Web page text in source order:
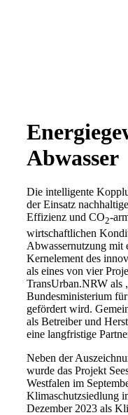
Abwasser
Die intelligente
der Einsatz
Effizienz und CO2-
wirtschaftlichen
Abwassernutzung mit
Kernelement des
als eines von vier
TransUrban.NRW als
Bundesministerium
gefördert wird.
als Betreiber und
eine langfristige
Neben der
wurde das Projekt
Westfalen im
Klimaschutzsiedlung
Dezember 2023 als